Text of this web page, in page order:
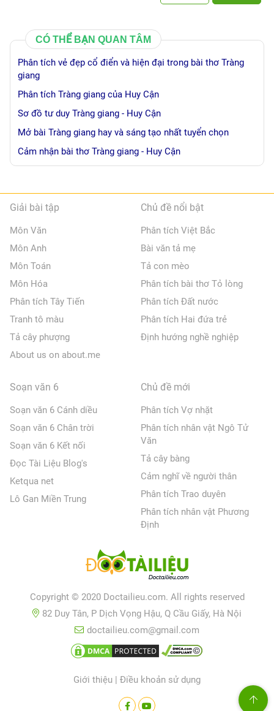
CÓ THỂ BẠN QUAN TÂM
Phân tích vẻ đẹp cổ điển và hiện đại trong bài thơ Tràng
giang
Phân tích Tràng giang của Huy Cận
Sơ đồ tư duy Tràng giang - Huy Cận
Mở bài Tràng giang hay và sáng tạo nhất tuyển chọn
Cảm nhận bài thơ Tràng giang - Huy Cận
Giải bài tập
Môn Văn
Môn Anh
Môn Toán
Môn Hóa
Phân tích Tây Tiến
Tranh tô màu
Tả cây phượng
About us on about.me
Chủ đề nổi bật
Phân tích Việt Bắc
Bài văn tả mẹ
Tả con mèo
Phân tích bài thơ Tỏ lòng
Phân tích Đất nước
Phân tích Hai đứa trẻ
Định hướng nghề nghiệp
Soạn văn 6
Soạn văn 6 Cánh diều
Soạn văn 6 Chân trời
Soạn văn 6 Kết nối
Đọc Tài Liệu Blog's
Ketqua net
Lô Gan Miền Trung
Chủ đề mới
Phân tích Vợ nhặt
Phân tích nhân vật Ngô Tử
Văn
Tả cây bàng
Cảm nghĩ về người thân
Phân tích Trao duyên
Phân tích nhân vật Phương
Định
Copyright © 2020 Doctailieu.com. All rights reserved
82 Duy Tân, P Dịch Vọng Hậu, Q Cầu Giấy, Hà Nội
doctailieu.com@gmail.com
Giới thiệu | Điều khoản sử dụng